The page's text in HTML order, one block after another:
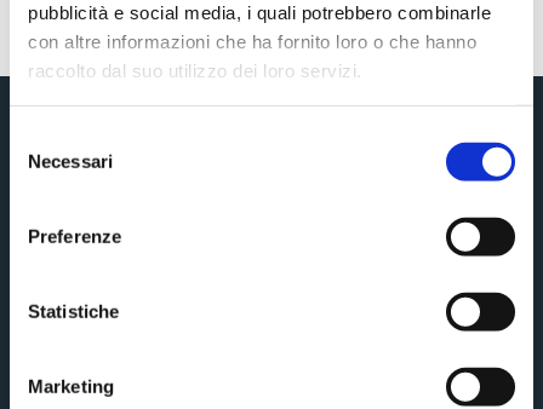
pubblicità e social media, i quali potrebbero combinarle
con altre informazioni che ha fornito loro o che hanno
raccolto dal suo utilizzo dei loro servizi.
delNecessari
Preferenze
Statistiche
Marketing
Ricevimento
Gli Avvocati di Soul Network ricevono su appuntamento
nei seguenti orari: